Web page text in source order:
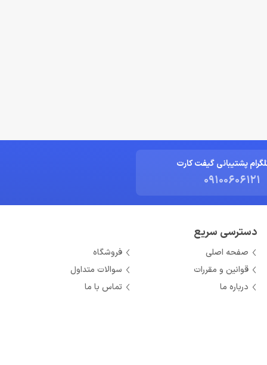
پشتیبانی گیفت کارت
09100606121
دسترسی سریع
صفحه اصلی
فروشگاه
قوانین و مقررات
سوالات متداول
درباره ما
تماس با ما